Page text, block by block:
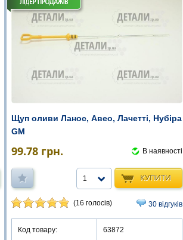
Щуп оливи Ланос, Авео, Лачетті, Нубіра
GM
99.78 грн. В наявності
КУПИТИ
1
(16 голосів) 30 відгуків
Код товару: 63872